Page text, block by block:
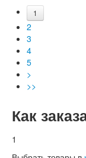
1
2
3
4
5
>
>>
Как
1